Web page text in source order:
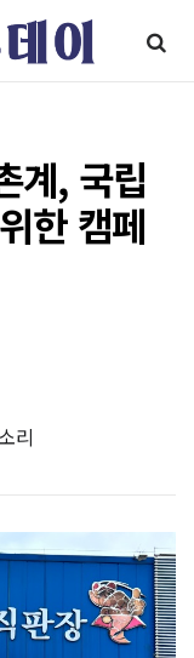
계, 국립
한 캠페
리